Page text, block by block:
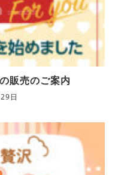
販売のご案内
日